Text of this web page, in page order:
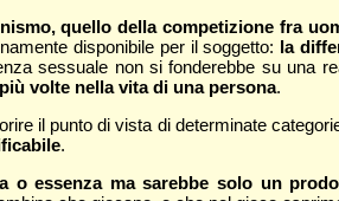
quello della competizione fra
disponibile per il soggetto: la
sessuale non si fonderebbe su una
volte nella vita di una persona.
il punto di vista di determinate
.
o essenza ma sarebbe solo un